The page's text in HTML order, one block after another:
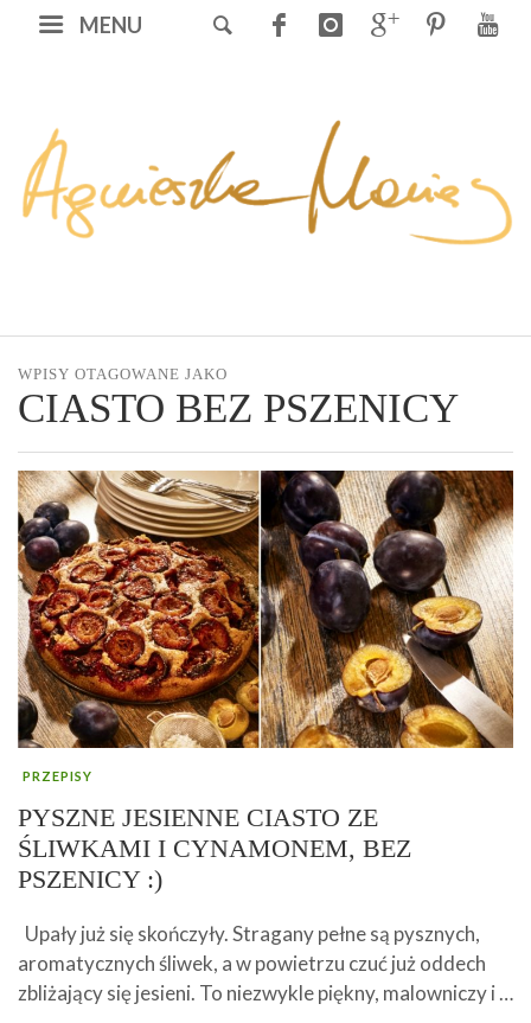
MENU
WPISY OTAGOWANE JAKO
CIASTO BEZ PSZENICY
PRZEPISY
PYSZNE JESIENNE CIASTO ZE
ŚLIWKAMI I CYNAMONEM, BEZ
PSZENICY :)
Upały już się skończyły. Stragany pełne są pysznych,
aromatycznych śliwek, a w powietrzu czuć już oddech
zbliżający się jesieni. To niezwykle piękny, malowniczy i …